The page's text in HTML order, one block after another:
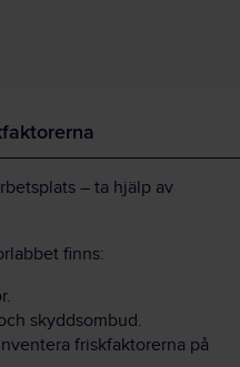
– ta hjälp av
finns:
skyddsombud.
friskfaktorerna på